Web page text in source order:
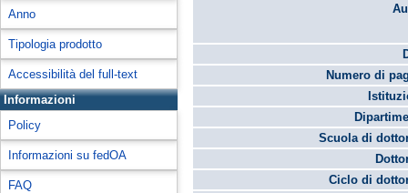
Anno
Tipologia prodotto
Accessibilità del full-text
Informazioni
Policy
Informazioni su fedOA
FAQ
Numero di
Scuola di
Ciclo di